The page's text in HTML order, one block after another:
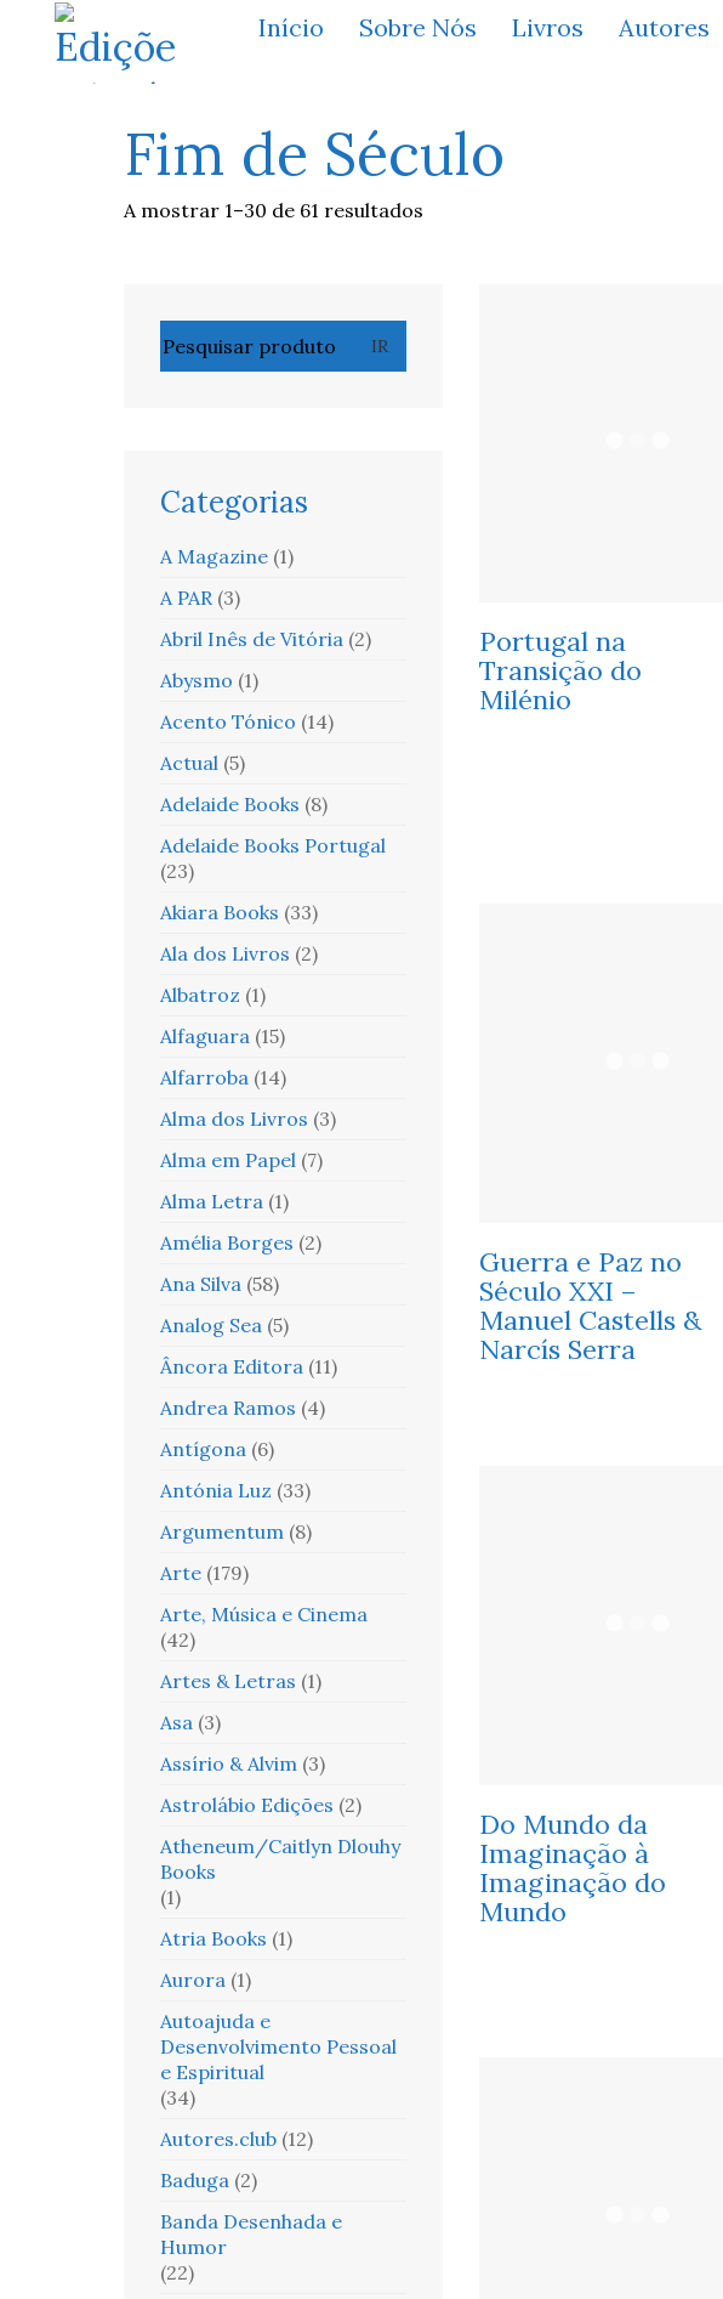
Início Sobre Nós Livros Autores
Fim de Século
A mostrar 1–30 de 61 resultados
Portugal na
Transição do
Milénio
Guerra e Paz no
Século XXI –
Manuel Castells &
Narcís Serra
Do Mundo da
Imaginação à
Imaginação do
Mundo
por:
IR
Categorias
A Magazine (1)
A PAR (3)
Abril Inês de Vitória (2)
Abysmo (1)
Acento Tónico (14)
Actual (5)
Adelaide Books (8)
Adelaide Books Portugal
(23)
Akiara Books (33)
Ala dos Livros (2)
Albatroz (1)
Alfaguara (15)
Alfarroba (14)
Alma dos Livros (3)
Alma em Papel (7)
Alma Letra (1)
Amélia Borges (2)
Ana Silva (58)
Analog Sea (5)
Âncora Editora (11)
Andrea Ramos (4)
Antígona (6)
Antónia Luz (33)
Argumentum (8)
Arte (179)
Arte, Música e Cinema
(42)
Artes & Letras (1)
Asa (3)
Assírio & Alvim (3)
Astrolábio Edições (2)
Atheneum/Caitlyn Dlouhy
Books
(1)
Atria Books (1)
Aurora (1)
Autoajuda e
Desenvolvimento Pessoal
e Espiritual
(34)
Autores.club (12)
Baduga (2)
Banda Desenhada e
Humor
(22)